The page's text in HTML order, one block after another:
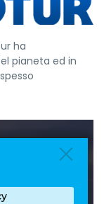
ha
pianeta ed in